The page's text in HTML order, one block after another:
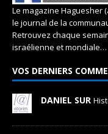
Le magazine Haguesher
le journal de la
Retrouvez chaque
israélienne et mondiale…
VOS DERNIERS
DANIEL SUR